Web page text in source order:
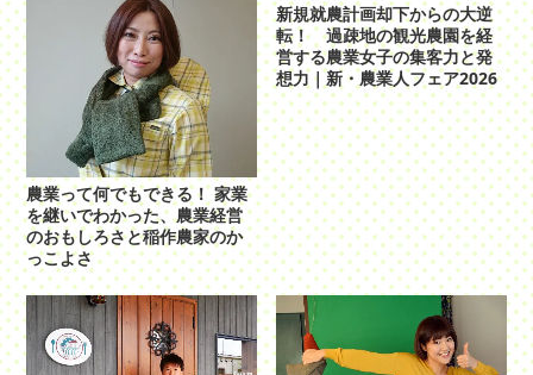
農業って何でもできる！ 家業
を継いでわかった、農業経営
のおもしろさと稲作農家のか
っこよさ
新規就農計画却下からの大逆
転！ 過疎地の観光農園を経
営する農業女子の集客力と発
想力｜新・農業人フェア2026